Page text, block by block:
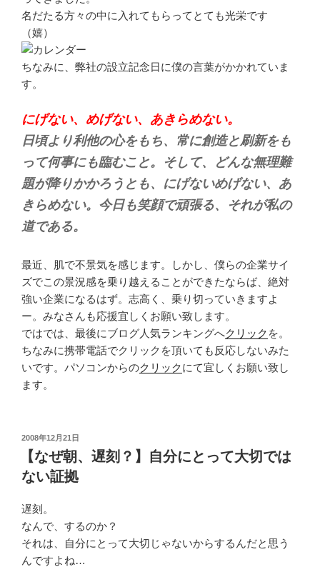
名だたる方々の中に入れてもらってとても光栄です
（嬉）
ちなみに、弊社の設立記念日に僕の言葉がかかれていま
す。
にげない、めげない、あきらめない。
日頃より利他の心をもち、常に創造と刷新をも
って何事にも臨むこと。そして、どんな無理難
題が降りかかろうとも、にげないめげない、あ
きらめない。今日も笑顔で頑張る、それが私の
道である。
最近、肌で不景気を感じます。しかし、僕らの企業サイ
ズでこの景況感を乗り越えることができたならば、絶対
強い企業になるはず。志高く、乗り切っていきますよ
ー。みなさんも応援宜しくお願い致します。
ではでは、最後にブログ人気ランキングへクリック を。
ちなみに携帯電話でクリックを頂いても反応しないみた
いです。パソコンからのクリックにて宜しくお願い致し
ます。
投
日:
2008年12月21日
【なぜ朝、遅刻？】自分にとって大切では
ない証拠
遅刻。
なんで、するのか？
それは、自分にとって大切じゃないからするんだと思う
んですよね…